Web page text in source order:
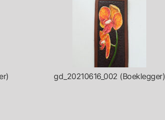
gd_20210616_002 (Boeklegger)